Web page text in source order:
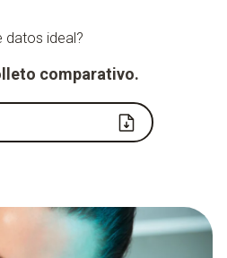
datos ideal?
comparativo.